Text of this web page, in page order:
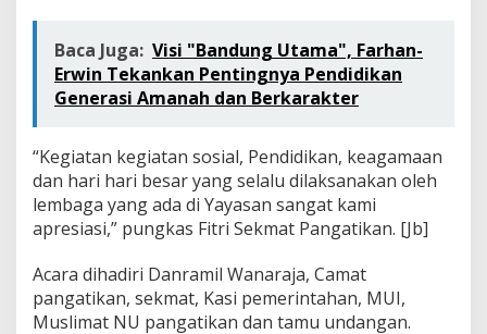
Baca Juga: Visi "Bandung Utama", Farhan-
Erwin Tekankan Pentingnya Pendidikan
Generasi Amanah dan Berkarakter
“Kegiatan kegiatan sosial, Pendidikan, keagamaan
dan hari hari besar yang selalu dilaksanakan oleh
lembaga yang ada di Yayasan sangat kami
apresiasi,” pungkas Fitri Sekmat Pangatikan. [Jb]
Acara dihadiri Danramil Wanaraja, Camat
pangatikan, sekmat, Kasi pemerintahan, MUI,
Muslimat NU pangatikan dan tamu undangan.